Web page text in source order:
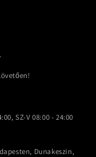
SZ-V 08:00 - 24:00
Dunakeszin,